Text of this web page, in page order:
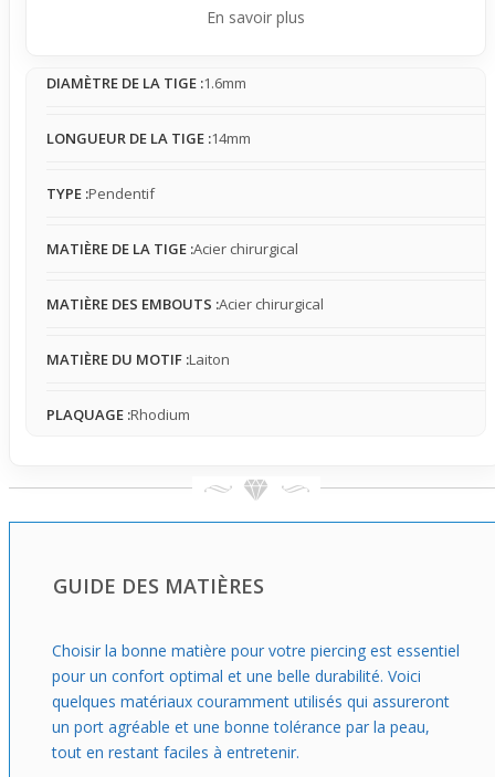
maintient solidement l'ensemble sur le téton. Le
offrant une sensation perceptible mais discrète, facile à
particulières.
affirmé, ce bijou ajoute du caractère à une tenue casual
légère, il dévoile une brillance raffinée qui fait toute la
différence. Choisir ce piercing, c’est opter pour un
exprimer sa singularité en toute simplicité.
En savoir plus
DIAMÈTRE DE LA TIGE :1.6mm
LONGUEUR DE LA TIGE :14mm
TYPE :Pendentif
MATIÈRE DE LA TIGE :Acier chirurgical
MATIÈRE DES EMBOUTS :Acier chirurgical
MATIÈRE DU MOTIF :Laiton
PLAQUAGE :Rhodium
GUIDE DES MATIÈRES
Choisir la bonne matière pour votre piercing est essentiel
pour un confort optimal et une belle durabilité. Voici
quelques matériaux couramment utilisés qui assureront
un port agréable et une bonne tolérance par la peau,
tout en restant faciles à entretenir.